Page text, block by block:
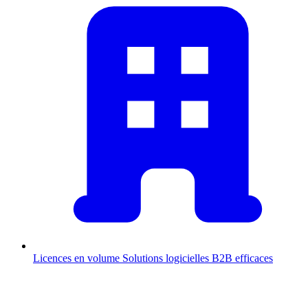
Licences en volume Solutions logicielles B2B efficaces